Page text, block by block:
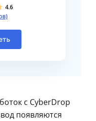
4.6
с CyberDrop
появляются